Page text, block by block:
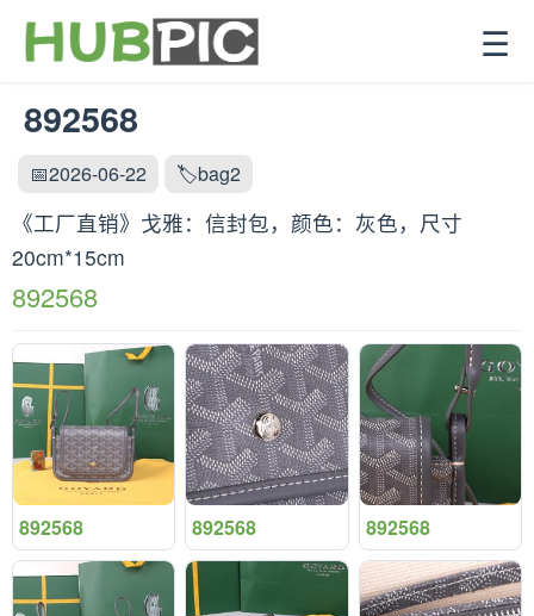
☰
892568
📅2026-06-22 🏷️bag2
《工厂直销》戈雅：‌信封包，颜色：灰色，尺寸
20cm*15cm
892568
892568 892568 892568